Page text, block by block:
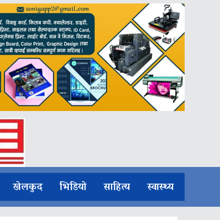
खेलकुद भिडियो साहित्य स्वास्थ्य